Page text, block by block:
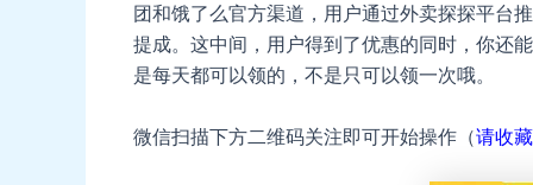
团和饿了么官方渠道，用户通过外卖探探平台
提成。这中间，用户得到了优惠的同时，你还
是每天都可以领的，不是只可以领一次哦。
微信扫描下方二维码关注即可开始操作（请收